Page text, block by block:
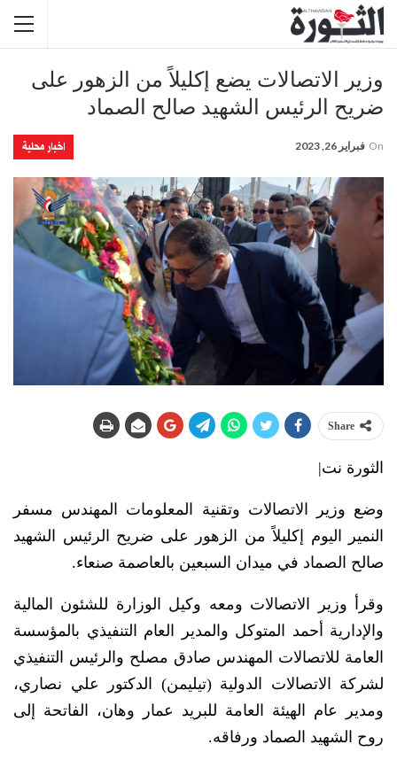
وزير الاتصالات يضع إكليلاً من الزهور على
ضريح الرئيس الشهيد صالح الصماد
اخبار محلية On فبراير 26, 2023
Share
الثورة نت|
وضع وزير الاتصالات وتقنية المعلومات المهندس مسفر
النمير اليوم إكليلاً من الزهور على ضريح الرئيس الشهيد
صالح الصماد في ميدان السبعين بالعاصمة صنعاء.
وقرأ وزير الاتصالات ومعه وكيل الوزارة للشئون المالية
والإدارية أحمد المتوكل والمدير العام التنفيذي بالمؤسسة
العامة للاتصالات المهندس صادق مصلح والرئيس التنفيذي
لشركة الاتصالات الدولية (تيليمن) الدكتور علي نصاري،
ومدير عام الهيئة العامة للبريد عمار وهان، الفاتحة إلى
روح الشهيد الصماد ورفاقه.